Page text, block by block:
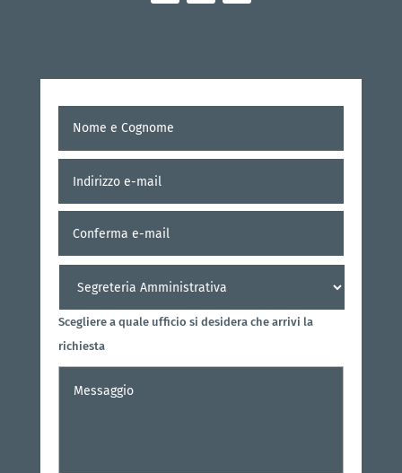
Cognome *
mail *
Scegliere a quale ufficio si desidera che arrivi la
richiesta